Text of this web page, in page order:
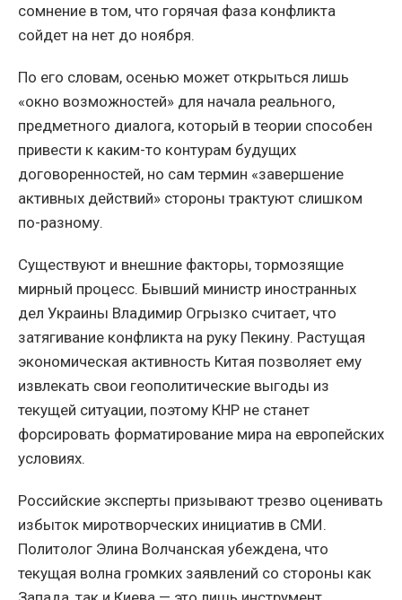
сомнение в том, что горячая фаза конфликта
сойдет на нет до ноября.
По его словам, осенью может открыться лишь
«окно возможностей» для начала реального,
предметного диалога, который в теории способен
привести к каким-то контурам будущих
договоренностей, но сам термин «завершение
активных действий» стороны трактуют слишком
по-разному.
Существуют и внешние факторы, тормозящие
мирный процесс. Бывший министр иностранных
дел Украины Владимир Огрызко считает, что
затягивание конфликта на руку Пекину. Растущая
экономическая активность Китая позволяет ему
извлекать свои геополитические выгоды из
текущей ситуации, поэтому КНР не станет
форсировать форматирование мира на европейских
условиях.
Российские эксперты призывают трезво оценивать
избыток миротворческих инициатив в СМИ.
Политолог Элина Волчанская убеждена, что
текущая волна громких заявлений со стороны как